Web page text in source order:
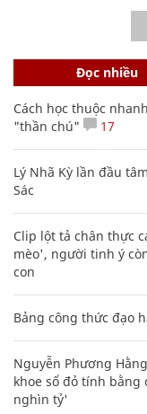
Đọc nhiều
Cách học thuộc
"thần chú"
17
Lý Nhã Kỳ lần đầu
Sác
Clip lột tả chân thực
mèo', người tinh ý
con
Bảng công thức đạo
Nguyễn Phương
khoe sổ đỏ tính bằng
nghìn tỷ'